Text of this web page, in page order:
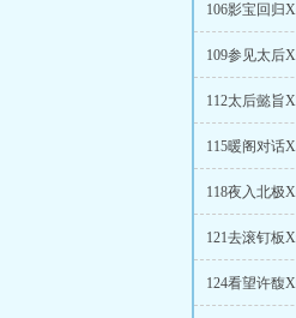
106影宝回归
109参见太后
112太后懿旨
115暖阁对话
118夜入北极
121去滚钉板
124看望许馥